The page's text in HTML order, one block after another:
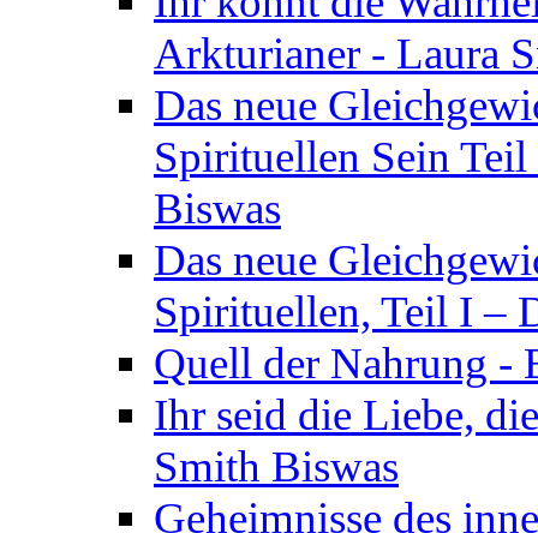
Arkturianer - Laura
Das neue
Spirituellen Sein
Biswas
Das neue
Spirituellen, Teil I –
Quell der Nahrung -
Ihr seid die Liebe,
Smith Biswas
Geheimnisse des